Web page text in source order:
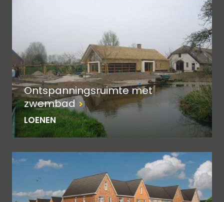
Ontspanningsruimte met
zwembad
LOENEN